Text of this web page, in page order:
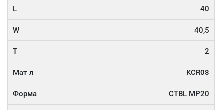
L 40
W 40,5
T 2
Мат-л KCR08
Форма CTBL MP20